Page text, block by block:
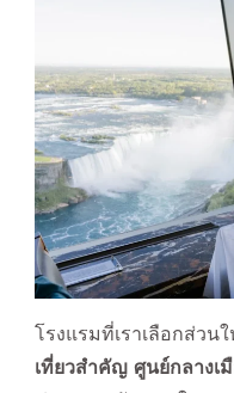
โรงแรมที่เราเลือกส่วน
เที่ยวสำคัญ ศูนย์กลางเ